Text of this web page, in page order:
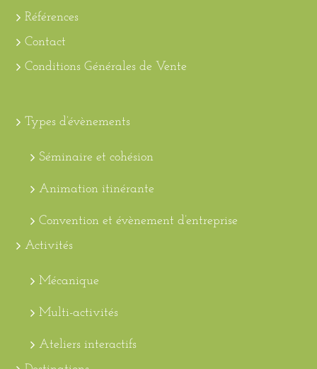
Références
Contact
Conditions Générales de Vente
Types d’évènements
Séminaire et cohésion
Animation itinérante
Convention et évènement d’entreprise
Activités
Mécanique
Multi-activités
Ateliers interactifs